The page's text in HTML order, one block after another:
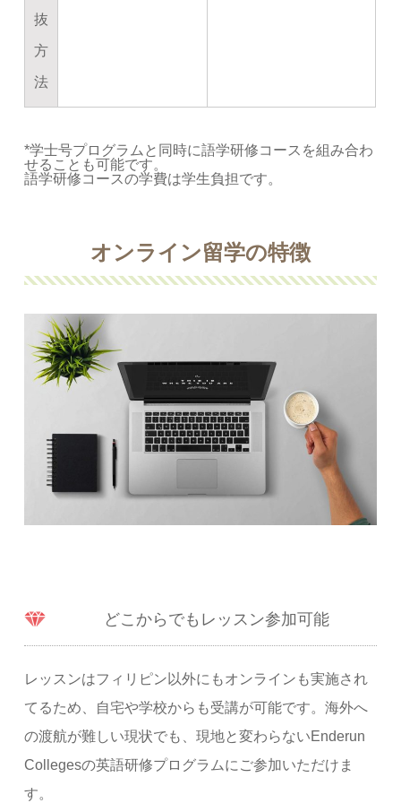
抜
方
法
*学士号プログラムと同時に語学研修コースを組み合わ
せることも可能です。
語学研修コースの学費は学生負担です。
オンライン留学の特徴
どこからでもレッスン参加可能
レッスンはフィリピン以外にもオンラインも実施され
てるため、自宅や学校からも受講が可能です。海外へ
の渡航が難しい現状でも、現地と変わらないEnderun
Collegesの英語研修プログラムにご参加いただけま
す。